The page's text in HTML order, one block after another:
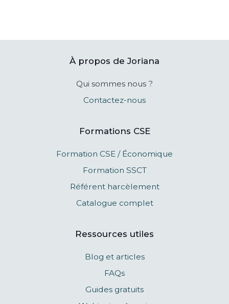
À propos de Joriana
Qui sommes nous ?
Contactez-nous
Formations CSE
Formation CSE / Économique
Formation SSCT
Référent harcèlement
Catalogue complet
Ressources utiles
Blog et articles
FAQs
Guides gratuits